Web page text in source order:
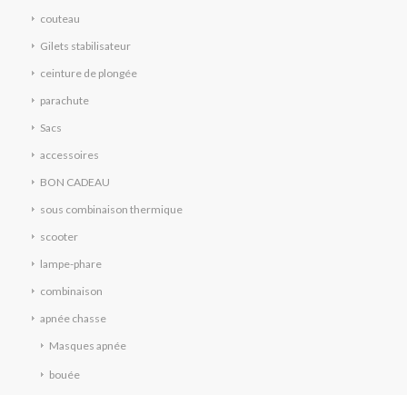
couteau
Gilets stabilisateur
ceinture de plongée
parachute
Sacs
accessoires
BON CADEAU
sous combinaison thermique
scooter
lampe-phare
combinaison
apnée chasse
Masques apnée
bouée